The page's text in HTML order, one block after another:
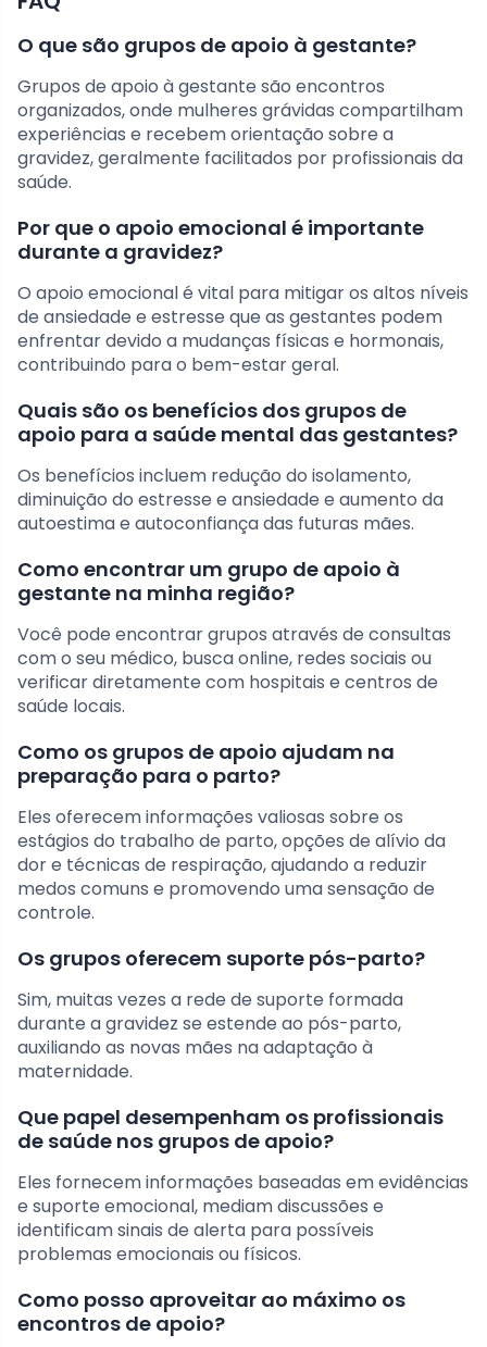
O que são grupos de apoio à gestante?
Grupos de apoio à gestante são encontros
organizados, onde mulheres grávidas compartilham
experiências e recebem orientação sobre a
gravidez, geralmente facilitados por profissionais da
saúde.
Por que o apoio emocional é importante
durante a gravidez?
O apoio emocional é vital para mitigar os altos níveis
de ansiedade e estresse que as gestantes podem
enfrentar devido a mudanças físicas e hormonais,
contribuindo para o bem-estar geral.
Quais são os benefícios dos grupos de
apoio para a saúde mental das gestantes?
Os benefícios incluem redução do isolamento,
diminuição do estresse e ansiedade e aumento da
autoestima e autoconfiança das futuras mães.
Como encontrar um grupo de apoio à
gestante na minha região?
Você pode encontrar grupos através de consultas
com o seu médico, busca online, redes sociais ou
verificar diretamente com hospitais e centros de
saúde locais.
Como os grupos de apoio ajudam na
preparação para o parto?
Eles oferecem informações valiosas sobre os
estágios do trabalho de parto, opções de alívio da
dor e técnicas de respiração, ajudando a reduzir
medos comuns e promovendo uma sensação de
controle.
Os grupos oferecem suporte pós-parto?
Sim, muitas vezes a rede de suporte formada
durante a gravidez se estende ao pós-parto,
auxiliando as novas mães na adaptação à
maternidade.
Que papel desempenham os profissionais
de saúde nos grupos de apoio?
Eles fornecem informações baseadas em evidências
e suporte emocional, mediam discussões e
identificam sinais de alerta para possíveis
problemas emocionais ou físicos.
Como posso aproveitar ao máximo os
encontros de apoio?